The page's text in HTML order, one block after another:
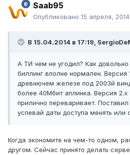
Saab95
Опубликовано 15 апреля, 2014
В 15.04.2014 в 17:19,
А ТИ чем не угодил? Как
биллинг вполне нормален. Версия
древнючем железе под 2003й
более 40Мбит аплинка. Версия
прилично переваривает.
успевай даты доступа менять или
Когда экономите на чем-то одном,
другом. Сейчас принято делать